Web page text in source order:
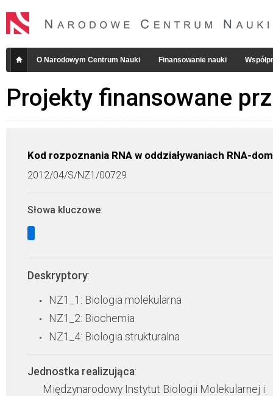
O Narodowym Centrum Nauki Finansowanie nauki
Projekty finansowane
Kod rozpoznania RNA w oddziaływaniach RNA-
2012/04/S/NZ1/00729
Słowa kluczowe:
Deskryptory:
NZ1_1: Biologia molekularna
NZ1_2: Biochemia
NZ1_4: Biologia strukturalna
Jednostka realizująca:
Międzynarodowy Instytut Biologii Molekularnej i